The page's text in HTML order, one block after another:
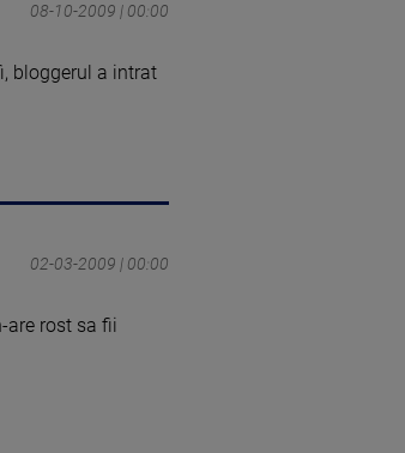
08-10-2009 | 00:00
bloggerul a intrat
02-03-2009 | 00:00
are rost sa fii